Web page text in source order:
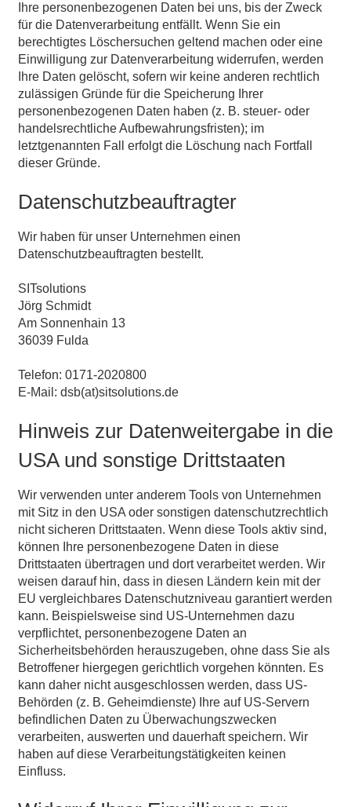
Ihre personenbezogenen Daten bei uns, bis der Zweck
für die Datenverarbeitung entfällt. Wenn Sie ein
berechtigtes Löschersuchen geltend machen oder eine
Einwilligung zur Datenverarbeitung widerrufen, werden
Ihre Daten gelöscht, sofern wir keine anderen rechtlich
zulässigen Gründe für die Speicherung Ihrer
personenbezogenen Daten haben (z. B. steuer- oder
handelsrechtliche Aufbewahrungsfristen); im
letztgenannten Fall erfolgt die Löschung nach Fortfall
dieser Gründe.
Datenschutzbeauftragter
Wir haben für unser Unternehmen einen
Datenschutzbeauftragten bestellt.
SITsolutions
Jörg Schmidt
Am Sonnenhain 13
36039 Fulda
Telefon: 0171-2020800
E-Mail: dsb(at)sitsolutions.de
Hinweis zur Datenweitergabe in die
USA und sonstige Drittstaaten
Wir verwenden unter anderem Tools von Unternehmen
mit Sitz in den USA oder sonstigen datenschutzrechtlich
nicht sicheren Drittstaaten. Wenn diese Tools aktiv sind,
können Ihre personenbezogene Daten in diese
Drittstaaten übertragen und dort verarbeitet werden. Wir
weisen darauf hin, dass in diesen Ländern kein mit der
EU vergleichbares Datenschutzniveau garantiert werden
kann. Beispielsweise sind US-Unternehmen dazu
verpflichtet, personenbezogene Daten an
Sicherheitsbehörden herauszugeben, ohne dass Sie als
Betroffener hiergegen gerichtlich vorgehen könnten. Es
kann daher nicht ausgeschlossen werden, dass US-
Behörden (z. B. Geheimdienste) Ihre auf US-Servern
befindlichen Daten zu Überwachungszwecken
verarbeiten, auswerten und dauerhaft speichern. Wir
haben auf diese Verarbeitungstätigkeiten keinen
Einfluss.